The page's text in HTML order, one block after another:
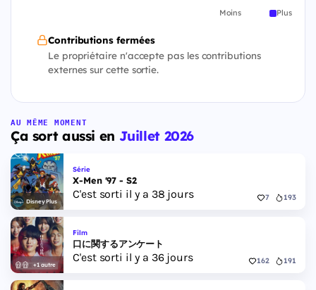
Moins Plus
Contributions fermées
Le propriétaire n'accepte pas les contributions
externes sur cette sortie.
AU MÊME MOMENT
Ça sort aussi en Juillet 2026
Disney Plus
Série
X-Men '97 - S2
C'est sorti il y a 38 jours 7 193
+1 autre
Film
口に関するアンケート
C'est sorti il y a 36 jours 162 191